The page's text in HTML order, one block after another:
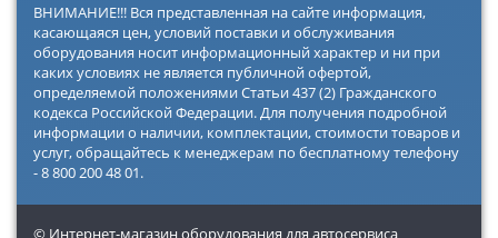
ВНИМАНИЕ!!! Вся представленная на сайте информация,
касающаяся цен, условий поставки и обслуживания
оборудования носит информационный характер и ни при
каких условиях не является публичной офертой,
определяемой положениями Статьи 437 (2) Гражданского
кодекса Российской Федерации. Для получения подробной
информации о наличии, комплектации, стоимости товаров и
услуг, обращайтесь к менеджерам по бесплатному телефону
- 8 800 200 48 01.
© Интернет-магазин оборудования для автосервиса